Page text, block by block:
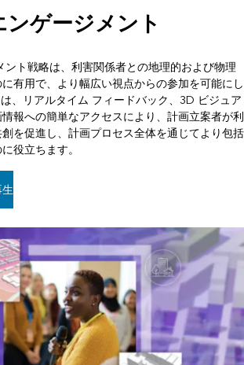
ゲージメント
ト戦略は、利害関係者との地理的および物理
有用で、より幅広い視点からの参加を可能にし
、リアルタイム フィードバック、3D ビジュア
報への簡単なアクセスにより、計画立案者が利
を促進し、計画プロセス全体を通じてより包括
役立ちます。